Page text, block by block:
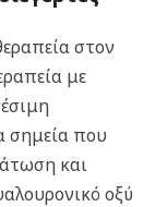
στον
με
σημεία που
και
οξύ